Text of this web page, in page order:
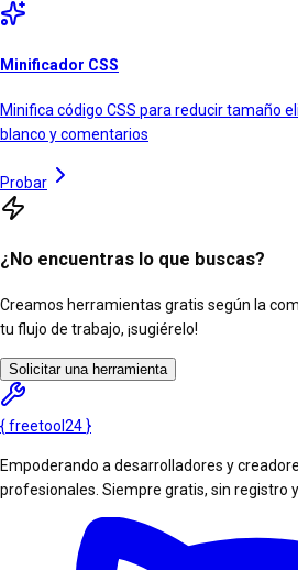
Minificador CSS
Minifica código CSS para reducir tamaño
blanco y comentarios
Probar
¿No encuentras lo que buscas?
Creamos herramientas gratis según la
tu flujo de trabajo, ¡sugiérelo!
Solicitar una herramienta
{freetool24}
Empoderando a desarrolladores y
profesionales. Siempre gratis, sin registro